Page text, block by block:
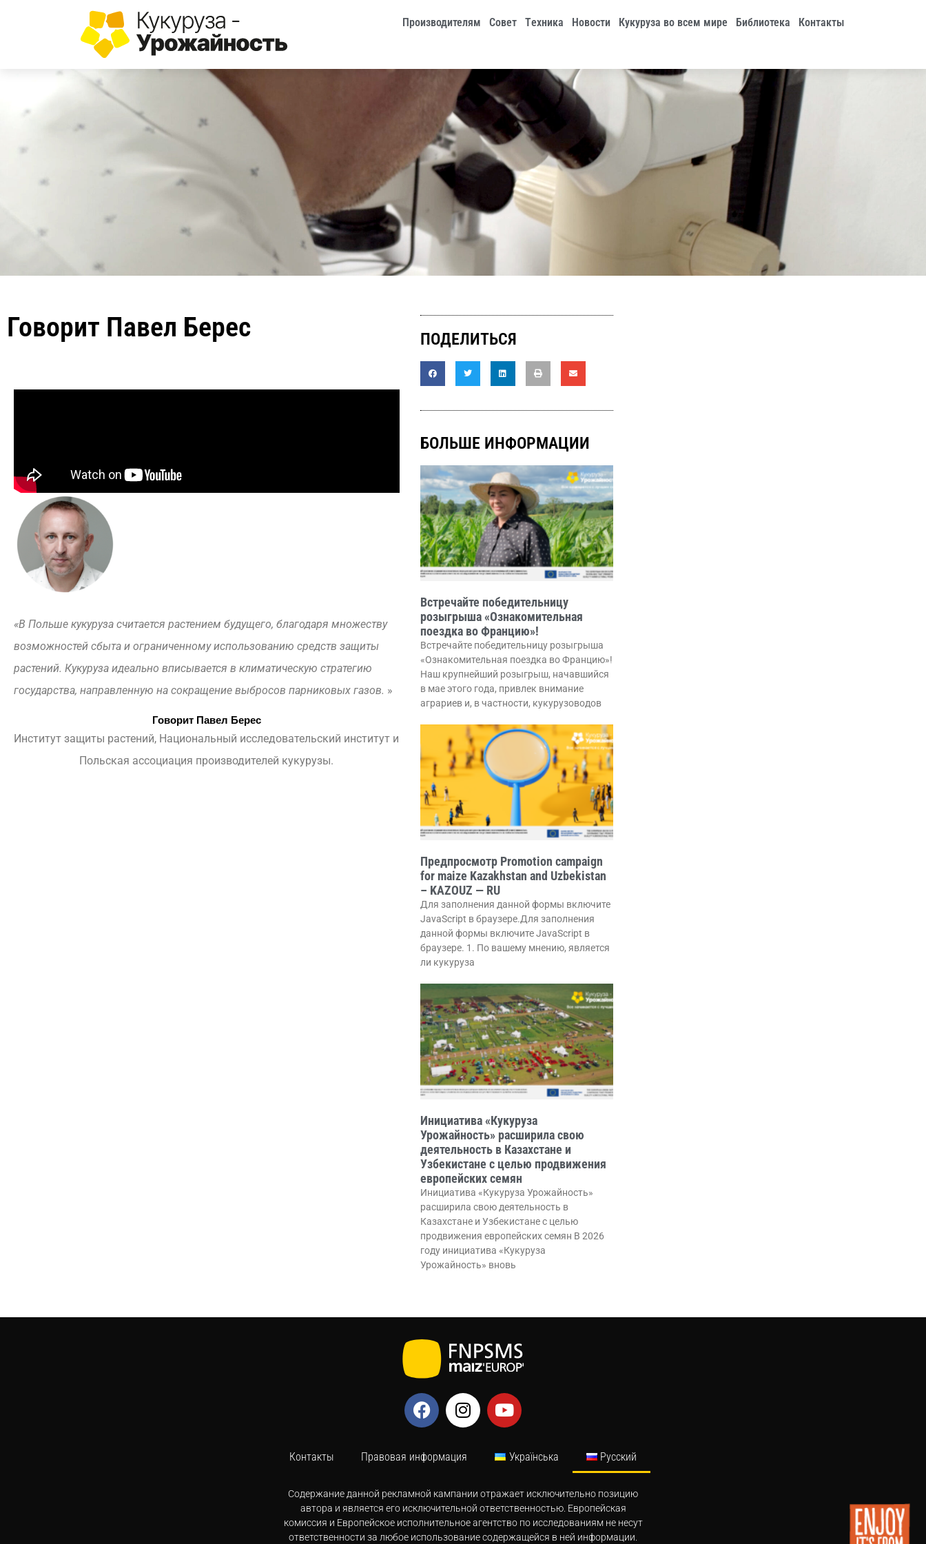
Производителям Совет Tехника Новости Кукуруза во всем мире Библиотека Контакты
Говорит Павел Берес
«В Польше кукуруза считается растением будущего, благодаря множеству
возможностей сбыта и ограниченному использованию средств защиты
растений. Кукуруза идеально вписывается в климатическую стратегию
государства, направленную на сокращение выбросов парниковых газов. »
Говорит Павел Берес
Институт защиты растений, Национальный исследовательский институт и
Польская ассоциация производителей кукурузы.
ПОДЕЛИТЬСЯ
БОЛЬШЕ ИНФОРМАЦИИ
Встречайте победительницу
розыгрыша «Ознакомительная
поездка во Францию»!
Встречайте победительницу розыгрыша
«Ознакомительная поездка во Францию»!
Наш крупнейший розыгрыш, начавшийся
в мае этого года, привлек внимание
аграриев и, в частности, кукурузоводов
Предпросмотр Promotion campaign
for maize Kazakhstan and Uzbekistan
– KAZOUZ — RU
Для заполнения данной формы включите
JavaScript в браузере.Для заполнения
данной формы включите JavaScript в
браузере. 1. По вашему мнению, является
ли кукуруза
Инициатива «Кукуруза
Урожайность» расширила свою
деятельность в Казахстане и
Узбекистане с целью продвижения
европейских семян
Инициатива «Кукуруза Урожайность»
расширила свою деятельность в
Казахстане и Узбекистане с целью
продвижения европейских семян В 2026
году инициатива «Кукуруза
Урожайность» вновь
Контакты Правовая информация Українська Русский
Содержание данной рекламной кампании отражает исключительно позицию
автора и является его исключительной ответственностью. Европейская
комиссия и Европейское исполнительное агентство по исследованиям не несут
ответственности за любое использование содержащейся в ней информации.